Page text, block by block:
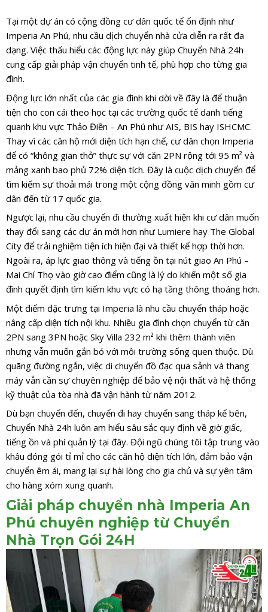
Tại một dự án có cộng đồng cư dân quốc tế ổn định như
Imperia An Phú, nhu cầu dịch chuyển nhà cửa diễn ra rất đa
dạng. Việc thấu hiểu các động lực này giúp Chuyển Nhà 24h
cung cấp giải pháp vận chuyển tinh tế, phù hợp cho từng gia
đình.
Động lực lớn nhất của các gia đình khi dời về đây là để thuận
tiện cho con cái theo học tại các trường quốc tế danh tiếng
quanh khu vực Thảo Điền – An Phú như AIS, BIS hay ISHCMC.
Thay vì các căn hộ mới diện tích hạn chế, cư dân chọn Imperia
để có “không gian thở” thực sự với căn 2PN rộng tới 95 m² và
mảng xanh bao phủ 72% diện tích. Đây là cuộc dịch chuyển để
tìm kiếm sự thoải mái trong một cộng đồng văn minh gồm cư
dân đến từ 17 quốc gia.
Ngược lại, nhu cầu chuyển đi thường xuất hiện khi cư dân muốn
thay đổi sang các dự án mới hơn như Lumiere hay The Global
City để trải nghiệm tiện ích hiện đại và thiết kế hợp thời hơn.
Ngoài ra, áp lực giao thông và tiếng ồn tại nút giao An Phú –
Mai Chí Thọ vào giờ cao điểm cũng là lý do khiến một số gia
đình quyết định tìm kiếm khu vực có hạ tầng thông thoáng hơn.
Một điểm đặc trưng tại Imperia là nhu cầu chuyển tháp hoặc
nâng cấp diện tích nội khu. Nhiều gia đình chọn chuyển từ căn
2PN sang 3PN hoặc Sky Villa 232 m² khi thêm thành viên
nhưng vẫn muốn gắn bó với môi trường sống quen thuộc. Dù
quãng đường ngắn, việc di chuyển đồ đạc qua sảnh và thang
máy vẫn cần sự chuyên nghiệp để bảo vệ nội thất và hệ thống
kỹ thuật của tòa nhà đã vận hành từ năm 2012.
Dù bạn chuyển đến, chuyển đi hay chuyển sang tháp kế bên,
Chuyển Nhà 24h luôn am hiểu sâu sắc quy định về giờ giấc,
tiếng ồn và phí quản lý tại đây. Đội ngũ chúng tôi tập trung vào
khâu đóng gói tỉ mỉ cho các căn hộ diện tích lớn, đảm bảo vận
chuyển êm ái, mang lại sự hài lòng cho gia chủ và sự yên tâm
cho hàng xóm xung quanh.
Giải pháp chuyển nhà Imperia An
Phú chuyên nghiệp từ Chuyển
Nhà Trọn Gói 24H